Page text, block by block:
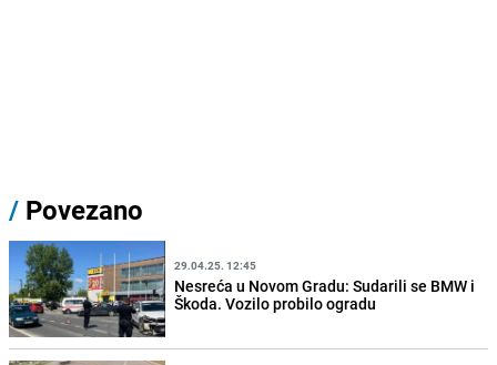
/ Povezano
29.04.25. 12:45
Nesreća u Novom Gradu: Sudarili se BMW i
Škoda. Vozilo probilo ogradu